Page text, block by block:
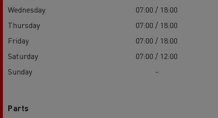
Wednesday
07:00 / 18:00
Thursday
07:00 / 18:00
Friday
07:00 / 18:00
Saturday
07:00 / 12:00
Sunday
-
Parts